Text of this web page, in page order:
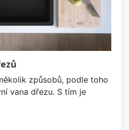
způsobů, podle toho
vana dřezu. S tím je